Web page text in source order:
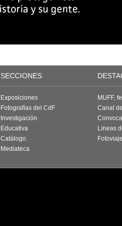
SECCIONES
Exposiciones
Fotografías del CdF
Investigación
Educativa
Catálogo
Mediateca
MUFF,
Canal
Líneas